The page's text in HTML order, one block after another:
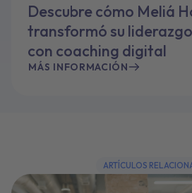
Descubre cómo Meliá
transformó su
con coaching digital
MÁS INFORMACIÓN
ARTÍCULOS